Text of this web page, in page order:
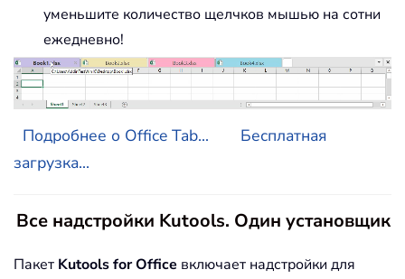
уменьшите количество щелчков мышью на сотни
ежедневно!
Подробнее о Office Tab...
Бесплатная
загрузка...
Все надстройки Kutools. Один установщик
Пакет Kutools for Office включает надстройки для